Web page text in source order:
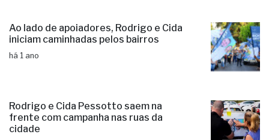
Ao lado de apoiadores, Rodrigo e Cida
iniciam caminhadas pelos bairros
há 1 ano
Rodrigo e Cida Pessotto saem na
frente com campanha nas ruas da
cidade